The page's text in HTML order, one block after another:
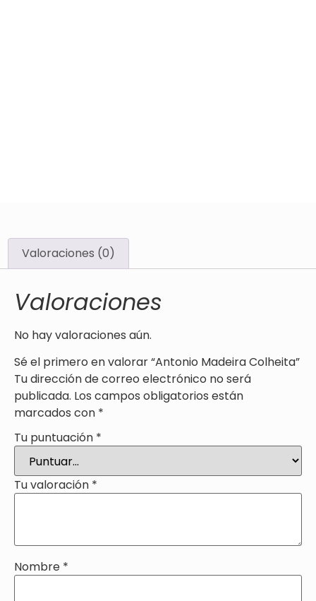
Valoraciones (0)
Valoraciones
No hay valoraciones aún.
Sé el primero en valorar “Antonio Madeira Colheita”
Tu dirección de correo electrónico no será
publicada. Los campos obligatorios están
marcados con *
Tu puntuación *
Tu valoración *
Nombre *